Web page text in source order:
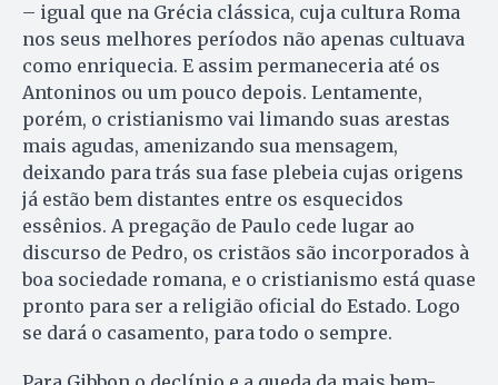
– igual que na Grécia clássica, cuja cultura Roma
nos seus melhores períodos não apenas cultuava
como enriquecia. E assim permaneceria até os
Antoninos ou um pouco depois. Lentamente,
porém, o cristianismo vai limando suas arestas
mais agudas, amenizando sua mensagem,
deixando para trás sua fase plebeia cujas origens
já estão bem distantes entre os esquecidos
essênios. A pregação de Paulo cede lugar ao
discurso de Pedro, os cristãos são incorporados à
boa sociedade romana, e o cristianismo está quase
pronto para ser a religião oficial do Estado. Logo
se dará o casamento, para todo o sempre.